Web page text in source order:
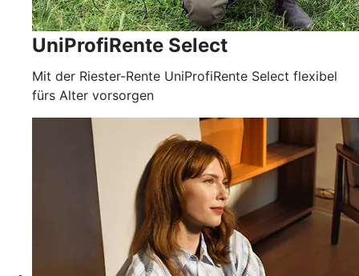
UniProfiRente Select
Mit der Riester-Rente UniProfiRente Select flexibel
fürs Alter vorsorgen